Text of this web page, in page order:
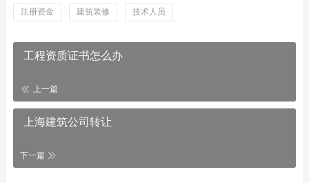
注册资金 建筑装修 技术人员
工程资质证书怎么办
上一篇
上海建筑公司转让
下一篇